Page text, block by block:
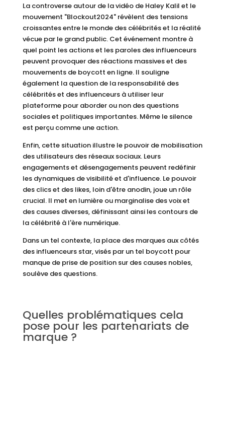
La controverse autour de la vidéo de Haley Kalil et le
mouvement "Blockout2024" révèlent des tensions
croissantes entre le monde des célébrités et la réalité
vécue par le grand public. Cet événement montre à
quel point les actions et les paroles des influenceurs
peuvent provoquer des réactions massives et des
mouvements de boycott en ligne. Il souligne
également la question de la responsabilité des
célébrités et des influenceurs à utiliser leur
plateforme pour aborder ou non des questions
sociales et politiques importantes. Même le silence
est perçu comme une action.
Enfin, cette situation illustre le pouvoir de mobilisation
des utilisateurs des réseaux sociaux. Leurs
engagements et désengagements peuvent redéfinir
les dynamiques de visibilité et d'influence. Le pouvoir
des clics et des likes, loin d'être anodin, joue un rôle
crucial. Il met en lumière ou marginalise des voix et
des causes diverses, définissant ainsi les contours de
la célébrité à l'ère numérique.
Dans un tel contexte, la place des marques aux côtés
des influenceurs star, visés par un tel boycott pour
manque de prise de position sur des causes nobles,
soulève des questions.
Quelles problématiques cela
pose pour les partenariats de
marque ?